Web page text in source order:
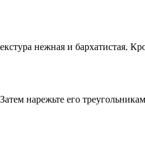
нежная и бархатистая.
нарежьте его